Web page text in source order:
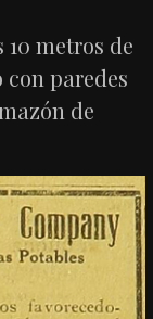
metros de
con paredes
de